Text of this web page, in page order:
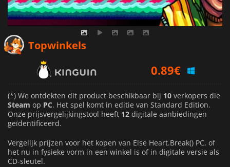
Topwinkels
1.33€
1.89€
(*) We ontdekten dit product beschikbaar bij 10 verkopers die
Steam op PC. Het spel komt in editie van Standard Edition.
Onze prijsvergelijkingstool heeft 12 digitale aanbiedingen
geïdentificeerd.
Vergelijk prijzen voor het kopen van Else Heart.Break() PC, of
het nu in fysieke vorm in een winkel is of in digitale versie als
CD-sleutel.